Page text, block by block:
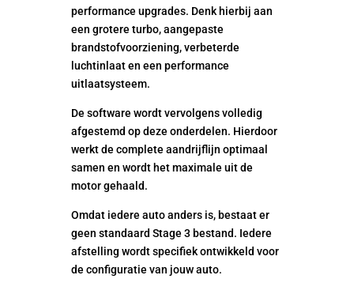
performance upgrades. Denk hierbij aan
een grotere turbo, aangepaste
brandstofvoorziening, verbeterde
luchtinlaat en een performance
uitlaatsysteem.
De software wordt vervolgens volledig
afgestemd op deze onderdelen. Hierdoor
werkt de complete aandrijflijn optimaal
samen en wordt het maximale uit de
motor gehaald.
Omdat iedere auto anders is, bestaat er
geen standaard Stage 3 bestand. Iedere
afstelling wordt specifiek ontwikkeld voor
de configuratie van jouw auto.